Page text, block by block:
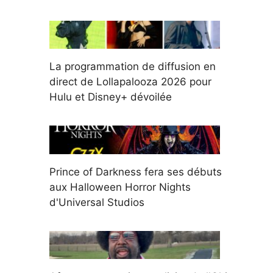
La programmation de diffusion en
direct de Lollapalooza 2026 pour
Hulu et Disney+ dévoilée
Prince of Darkness fera ses débuts
aux Halloween Horror Nights
d'Universal Studios